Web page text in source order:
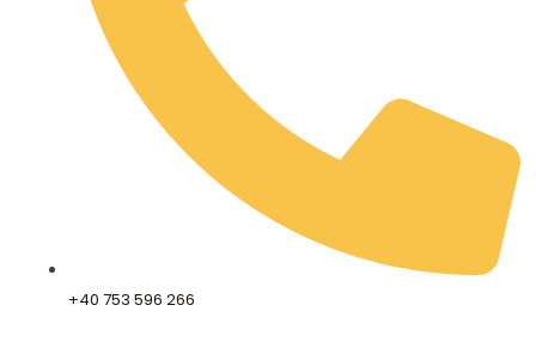
+40 753 596 266